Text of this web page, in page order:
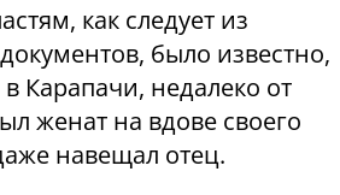
как следует из
было известно,
Карапачи, недалеко от
женат на вдове своего
навещал отец.